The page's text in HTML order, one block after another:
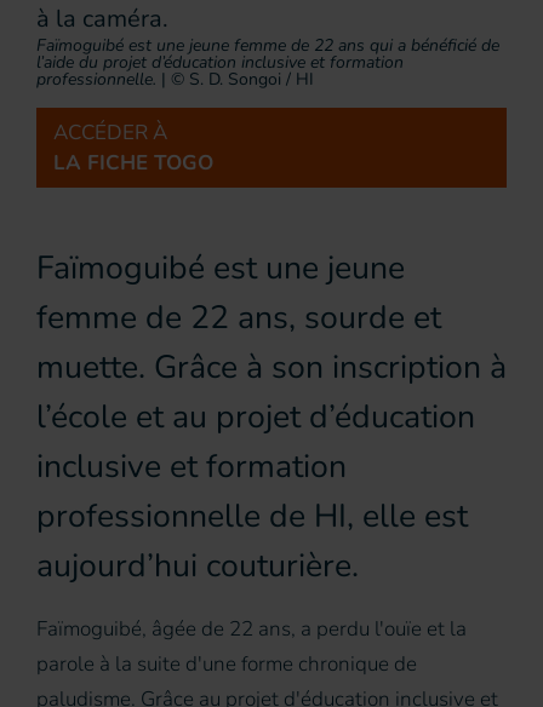
Faïmoguibé est une jeune femme de 22 ans qui a bénéficié de
l’aide du projet d’éducation inclusive et formation
professionnelle. | © S. D. Songoi / HI
ACCÉDER À
LA FICHE TOGO
Faïmoguibé est une jeune
femme de 22 ans, sourde et
muette. Grâce à son inscription à
l’école et au projet d’éducation
inclusive et formation
professionnelle de HI, elle est
aujourd’hui couturière.
Faïmoguibé, âgée de 22 ans, a perdu l'ouïe et la
parole à la suite d'une forme chronique de
paludisme. Grâce au projet d'éducation inclusive et